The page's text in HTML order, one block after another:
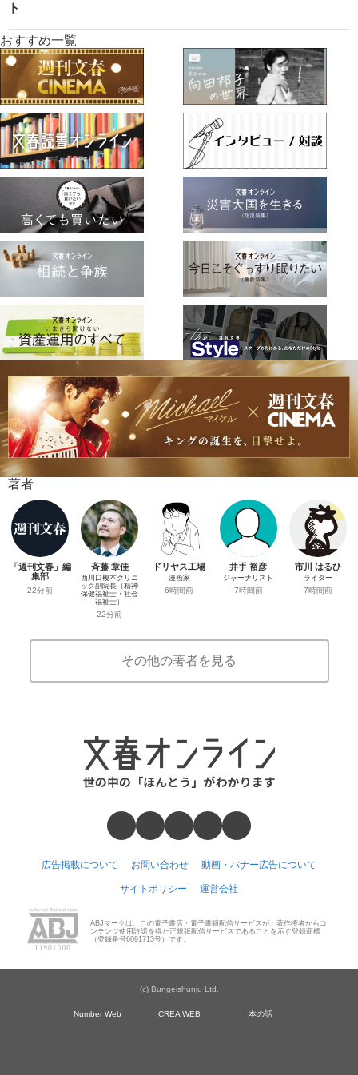
ト
おすすめ一覧
著者
「週刊文春」編
集部
22分前
斉藤 章佳
西川口榎本クリニ
ック副院長（精神
保健福祉士・社会
福祉士）
22分前
ドリヤス工場
漫画家
6時間前
井手 裕彦
ジャーナリスト
7時間前
市川 はるひ
ライター
7時間前
その他の著者を見る
広告掲載について お問い合わせ 動画・バナー広告について
サイトポリシー 運営会社
ABJマークは、この電子書店・電子書籍配信サービスが、著作権者からコ
ンテンツ使用許諾を得た正規版配信サービスであることを示す登録商標
（登録番号6091713号）です。
(c) Bungeishunju Ltd.
Number Web CREA WEB 本の話